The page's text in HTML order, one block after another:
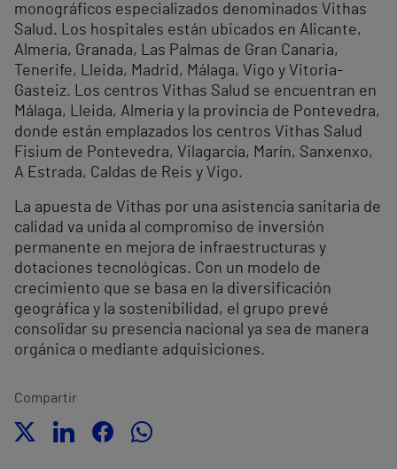
monográficos especializados denominados Vithas
Salud. Los hospitales están ubicados en Alicante,
Almería, Granada, Las Palmas de Gran Canaria,
Tenerife, Lleida, Madrid, Málaga, Vigo y Vitoria-
Gasteiz. Los centros Vithas Salud se encuentran en
Málaga, Lleida, Almería y la provincia de Pontevedra,
donde están emplazados los centros Vithas Salud
Fisium de Pontevedra, Vilagarcía, Marín, Sanxenxo,
A Estrada, Caldas de Reis y Vigo.
La apuesta de Vithas por una asistencia sanitaria de
calidad va unida al compromiso de inversión
permanente en mejora de infraestructuras y
dotaciones tecnológicas. Con un modelo de
crecimiento que se basa en la diversificación
geográfica y la sostenibilidad, el grupo prevé
consolidar su presencia nacional ya sea de manera
orgánica o mediante adquisiciones.
Compartir